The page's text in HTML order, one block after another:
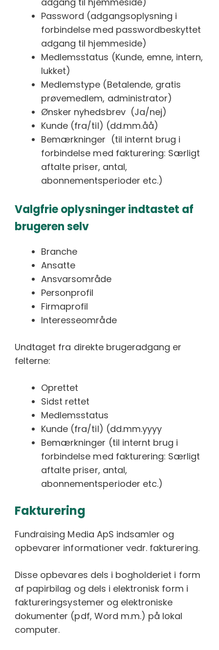
Password (adgangsoplysning i
forbindelse med passwordbeskyttet
adgang til hjemmeside)
Medlemsstatus (Kunde, emne, intern,
lukket)
Medlemstype (Betalende, gratis
prøvemedlem, administrator)
Ønsker nyhedsbrev (Ja/nej)
Kunde (fra/til) (dd.mm.åå)
Bemærkninger (til internt brug i
forbindelse med fakturering: Særligt
aftalte priser, antal,
abonnementsperioder etc.)
Valgfrie oplysninger indtastet af
brugeren selv
Branche
Ansatte
Ansvarsområde
Personprofil
Firmaprofil
Interesseområde
Undtaget fra direkte brugeradgang er
felterne:
Oprettet
Sidst rettet
Medlemsstatus
Kunde (fra/til) (dd.mm.yyyy
Bemærkninger (til internt brug i
forbindelse med fakturering: Særligt
aftalte priser, antal,
abonnementsperioder etc.)
Fakturering
Fundraising Media ApS indsamler og
opbevarer informationer vedr. fakturering.
Disse opbevares dels i bogholderiet i form
af papirbilag og dels i elektronisk form i
faktureringsystemer og elektroniske
dokumenter (pdf, Word m.m.) på lokal
computer.